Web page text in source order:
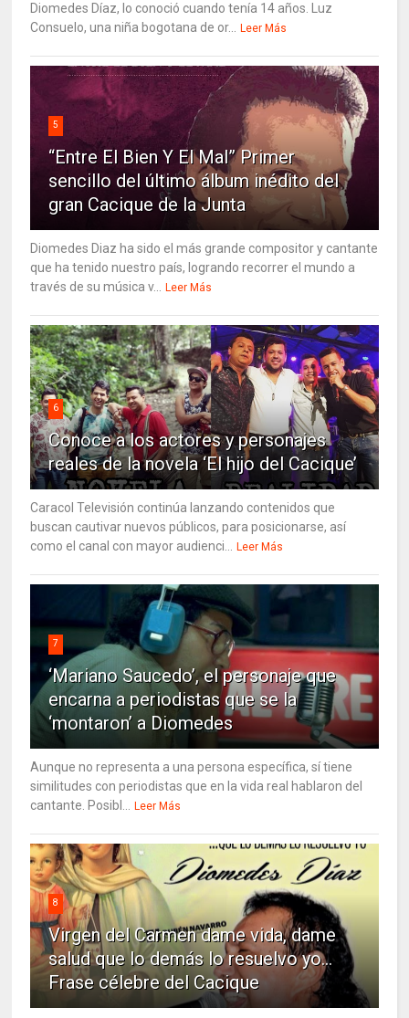
Diomedes Díaz, lo conoció cuando tenía 14 años. Luz
Consuelo, una niña bogotana de or... Leer Más
5
“Entre El Bien Y El Mal” Primer
sencillo del último álbum inédito del
gran Cacique de la Junta
Diomedes Diaz ha sido el más grande compositor y cantante
que ha tenido nuestro país, logrando recorrer el mundo a
través de su música v... Leer Más
6
Conoce a los actores y personajes
reales de la novela ‘El hijo del Cacique’
Caracol Televisión continúa lanzando contenidos que
buscan cautivar nuevos públicos, para posicionarse, así
como el canal con mayor audienci... Leer Más
7
‘Mariano Saucedo’, el personaje que
encarna a periodistas que se la
‘montaron’ a Diomedes
Aunque no representa a una persona específica, sí tiene
similitudes con periodistas que en la vida real hablaron del
cantante. Posibl... Leer Más
8
Virgen del Carmen dame vida, dame
salud que lo demás lo resuelvo yo…
Frase célebre del Cacique